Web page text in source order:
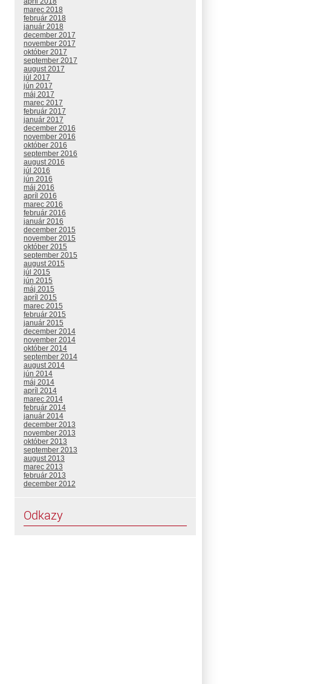
marec 2018
február 2018
január 2018
december 2017
november 2017
október 2017
september 2017
august 2017
júl 2017
jún 2017
máj 2017
marec 2017
február 2017
január 2017
december 2016
november 2016
október 2016
september 2016
august 2016
júl 2016
jún 2016
máj 2016
apríl 2016
marec 2016
február 2016
január 2016
december 2015
november 2015
október 2015
september 2015
august 2015
júl 2015
jún 2015
máj 2015
apríl 2015
marec 2015
február 2015
január 2015
december 2014
november 2014
október 2014
september 2014
august 2014
jún 2014
máj 2014
apríl 2014
marec 2014
február 2014
január 2014
december 2013
november 2013
október 2013
september 2013
august 2013
marec 2013
február 2013
december 2012
Odkazy